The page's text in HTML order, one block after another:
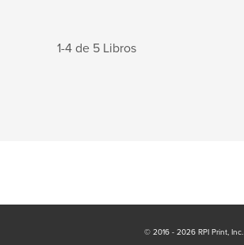
1-4 de 5 Libros
© 2016 - 2026 RPI Print, Inc.